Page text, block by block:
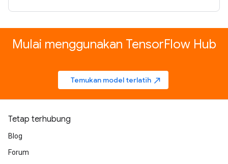
Mulai menggunakan TensorFlow Hub
Temukan model terlatih north_east
Tetap terhubung
Blog
Forum